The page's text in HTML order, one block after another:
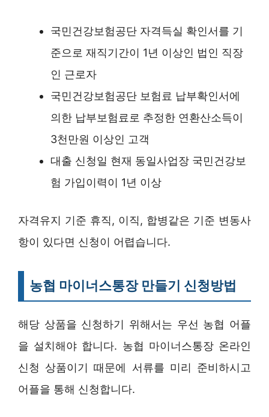
국민건강보험공단 자격득실 확인서를 기
준으로 재직기간이 1년 이상인 법인 직장
인 근로자
국민건강보험공단 보험료 납부확인서에
의한 납부보험료로 추정한 연환산소득이
3천만원 이상인 고객
대출 신청일 현재 동일사업장 국민건강보
험 가입이력이 1년 이상
자격유지 기준 휴직, 이직, 합병같은 기준 변동사
항이 있다면 신청이 어렵습니다.
농협 마이너스통장 만들기 신청방법
해당 상품을 신청하기 위해서는 우선 농협 어플
을 설치해야 합니다. 농협 마이너스통장 온라인
신청 상품이기 때문에 서류를 미리 준비하시고
어플을 통해 신청합니다.